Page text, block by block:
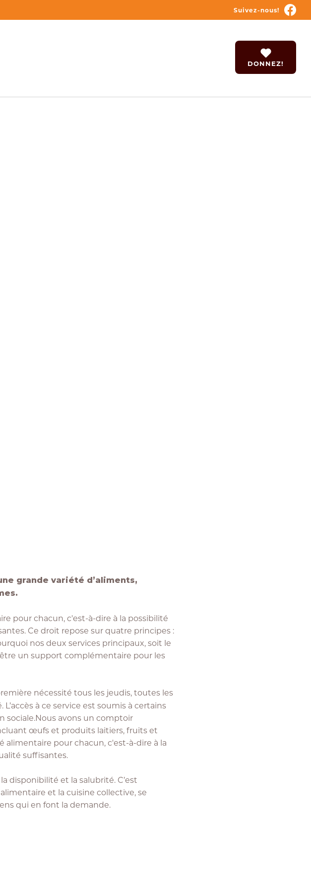
Suivez-nous!
DONNEZ!
grande variété d’aliments,
pour chacun, c'est-à-dire à la possibilité
Ce droit repose sur quatre principes :
nos deux services principaux, soit le
un support complémentaire pour les
nécessité tous les jeudis, toutes les
à ce service est soumis à certains
sociale.Nous avons un comptoir
œufs et produits laitiers, fruits et
pour chacun, c'est-à-dire à la
suffisantes.
disponibilité et la salubrité. C’est
et la cuisine collective, se
qui en font la demande.